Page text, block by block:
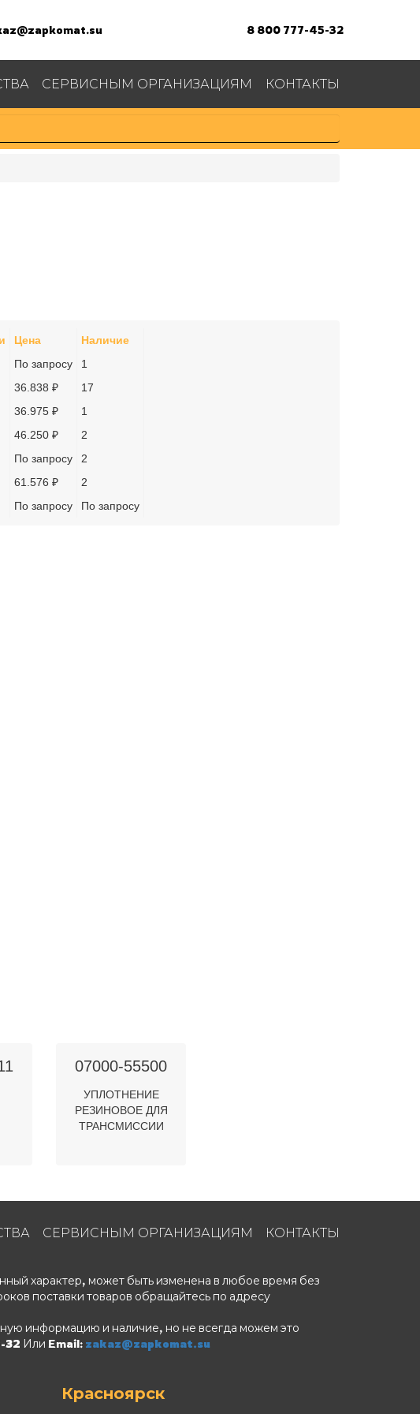
8 800 777-45-32
СЕРВИСНЫМ ОРГАНИЗАЦИЯМ КОНТАКТЫ
Цена
Наличие
По запросу
1
36.838 ₽
17
36.975 ₽
1
46.250 ₽
2
По запросу
2
61.576 ₽
2
По запросу По запросу
07000-55500
УПЛОТНЕНИЕ
РЕЗИНОВОЕ ДЛЯ
ТРАНСМИССИИ
СЕРВИСНЫМ ОРГАНИЗАЦИЯМ КОНТАКТЫ
характер, может быть изменена в любое время без
поставки товаров обращайтесь по адресу
информацию и наличие, но не всегда можем это
32 Или Email: zakaz@zapkomat.su
Красноярск